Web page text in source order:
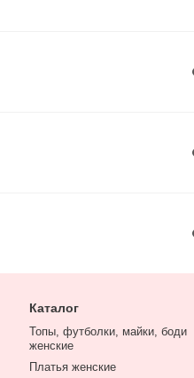
Каталог
Топы, футболки, майки, боди
женские
Платья женские